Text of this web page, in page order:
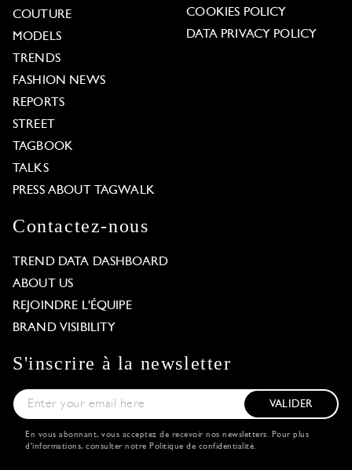
COUTURE
MODELS
TRENDS
FASHION NEWS
REPORTS
STREET
TAGBOOK
TALKS
PRESS ABOUT TAGWALK
COOKIES POLICY
DATA PRIVACY POLICY
Contactez-nous
TREND DATA DASHBOARD
ABOUT US
REJOINDRE L'ÉQUIPE
BRAND VISIBILITY
S'inscrire à la newsletter
VALIDER
En vous abonnant, vous acceptez de recevoir nos newsletters. Pour plus
d'informations, consulter notre Politique de confidentialité.